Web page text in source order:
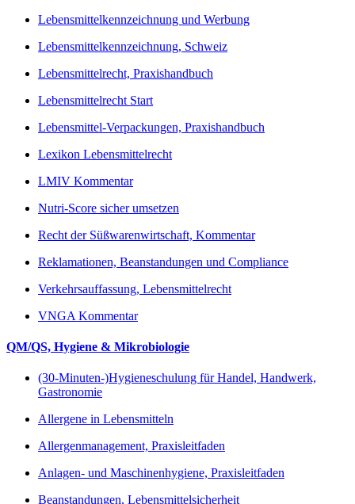
Lebensmittelkennzeichnung und Werbung
Lebensmittelkennzeichnung, Schweiz
Lebensmittelrecht, Praxishandbuch
Lebensmittelrecht Start
Lebensmittel-Verpackungen, Praxishandbuch
Lexikon Lebensmittelrecht
LMIV Kommentar
Nutri-Score sicher umsetzen
Recht der Süßwarenwirtschaft, Kommentar
Reklamationen, Beanstandungen und Compliance
Verkehrsauffassung, Lebensmittelrecht
VNGA Kommentar
QM/QS, Hygiene & Mikrobiologie
(30-Minuten-)Hygieneschulung für Handel, Handwerk,
Gastronomie
Allergene in Lebensmitteln
Allergenmanagement, Praxisleitfaden
Anlagen- und Maschinenhygiene, Praxisleitfaden
Beanstandungen, Lebensmittelsicherheit